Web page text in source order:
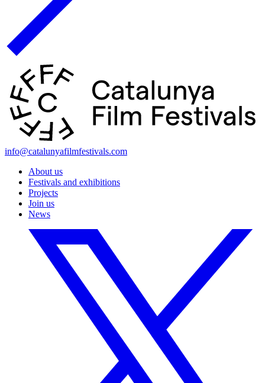
info@catalunyafilmfestivals.com
About us
Festivals and exhibitions
Projects
Join us
News